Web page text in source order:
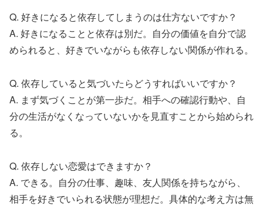
Q. 好きになると依存してしまうのは仕方ないですか？
A. 好きになることと依存は別だ。自分の価値を自分で認
められると、好きでいながらも依存しない関係が作れる。
Q. 依存していると気づいたらどうすればいいですか？
A. まず気づくことが第一歩だ。相手への確認行動や、自
分の生活がなくなっていないかを見直すことから始められ
る。
Q. 依存しない恋愛はできますか？
A. できる。自分の仕事、趣味、友人関係を持ちながら、
相手を好きでいられる状態が理想だ。具体的な考え方は無